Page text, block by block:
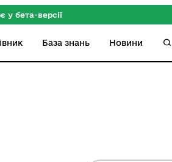
у бета-версії
База знань Новини